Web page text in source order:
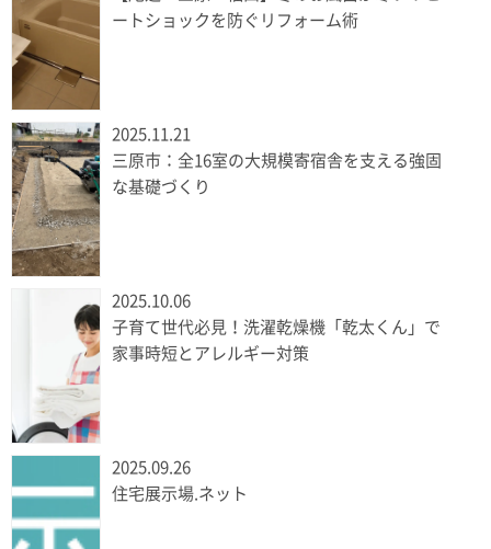
ートショックを防ぐリフォーム術
2025.11.21
三原市：全16室の大規模寄宿舎を支える強固
な基礎づくり
2025.10.06
子育て世代必見！洗濯乾燥機「乾太くん」で
家事時短とアレルギー対策
2025.09.26
住宅展示場.ネット